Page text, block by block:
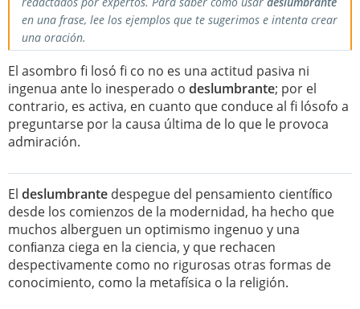
en una frase, lee los ejemplos que te sugerimos e intenta crear
una oración.
El asombro fi losó fi co no es una actitud pasiva ni
ingenua ante lo inesperado o deslumbrante; por el
contrario, es activa, en cuanto que conduce al fi lósofo a
preguntarse por la causa última de lo que le provoca
admiración.
El deslumbrante despegue del pensamiento cientíﬁco
desde los comienzos de la modernidad, ha hecho que
muchos alberguen un optimismo ingenuo y una
conﬁanza ciega en la ciencia, y que rechacen
despectivamente como no rigurosas otras formas de
conocimiento, como la metafísica o la religión.